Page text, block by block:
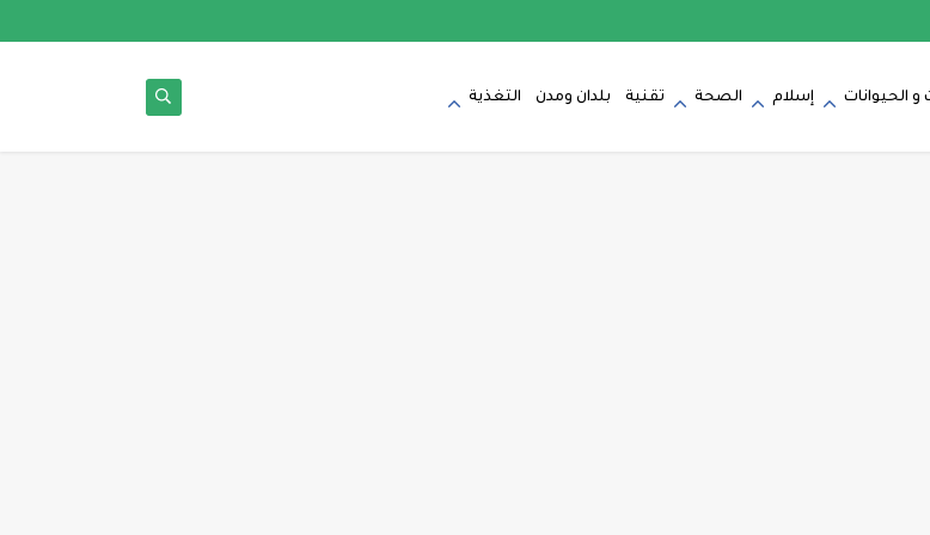
و الحيوانات إسلام الصحة تقنية بلدان ومدن التغذية